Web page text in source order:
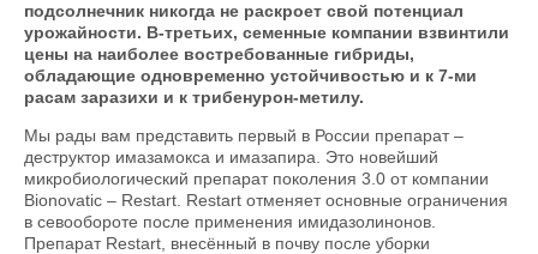
подсолнечник никогда не раскроет свой потенциал
урожайности. В-третьих, семенные компании взвинтили
цены на наиболее востребованные гибриды,
обладающие одновременно устойчивостью и к 7-ми
расам заразихи и к трибенурон-метилу.
Мы рады вам представить первый в России препарат –
деструктор имазамокса и имазапира. Это новейший
микробиологический препарат поколения 3.0 от компании
Bionovatic – Restart. Restart отменяет основные ограничения
в севообороте после применения имидазолинонов.
Препарат Restart, внесённый в почву после уборки